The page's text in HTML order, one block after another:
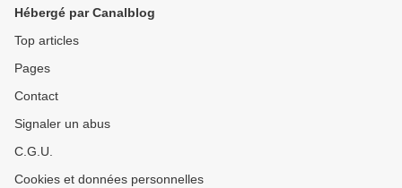
Hébergé par Canalblog
Top articles
Pages
Contact
Signaler un abus
C.G.U.
Cookies et données personnelles